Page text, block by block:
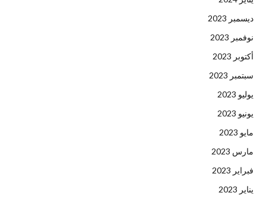
ديسمبر 2023
نوفمبر 2023
أكتوبر 2023
سبتمبر 2023
يوليو 2023
يونيو 2023
مايو 2023
مارس 2023
فبراير 2023
يناير 2023